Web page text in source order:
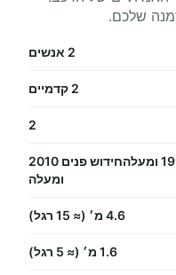
שלכם.
2 אנשים
2 קדמיים
2
מודל 1998 ומעלהחידוש פנים 2010
ומעלה
4.6 מ׳ (≈ 15 רגל)
1.6 מ׳ (≈ 5 רגל)